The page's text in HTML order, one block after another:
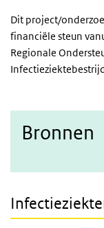
Dit project/
financiële steun
Regionale
Bronnen